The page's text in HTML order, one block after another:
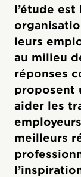
l’étude
leurs
au milieu
réponses
proposent
aider les
meilleurs